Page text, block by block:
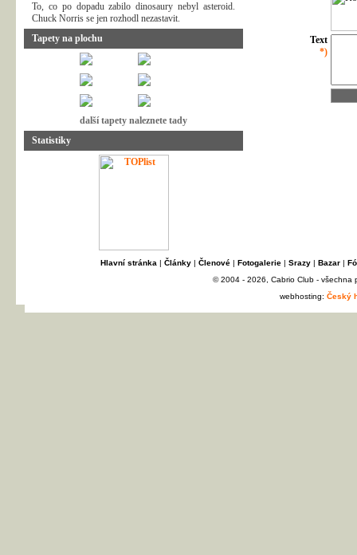
To, co po dopadu zabilo dinosaury nebyl asteroid.
Chuck Norris se jen rozhodl nezastavit.
Tapety na plochu
další tapety naleznete tady
Statistiky
Text
*)
Hlavní stránka | Články| Členové| Fotogalerie| Srazy| Bazar|
© 2004 - 2026, Cabrio Club - všechna
webhosting: Český